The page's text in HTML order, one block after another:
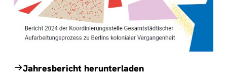
Jahresbericht herunterladen